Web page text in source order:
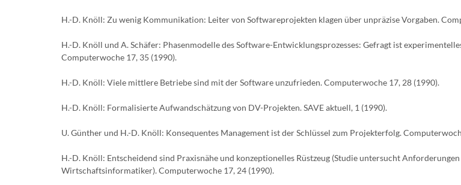
H.-D. Knöll: Zu wenig Kommunikation: Leiter von Softwareprojekten klagen über unpräzise Vorgaben.
H.-D. Knöll und A. Schäfer: Phasenmodelle des Software-Entwicklungsprozesses: Gefragt ist
Computerwoche 17, 35 (1990).
H.-D. Knöll: Viele mittlere Betriebe sind mit der Software unzufrieden. Computerwoche 17, 28 (1990).
H.-D. Knöll: Formalisierte Aufwandschätzung von DV-Projekten. SAVE aktuell, 1 (1990).
U. Günther und H.-D. Knöll: Konsequentes Management ist der Schlüssel zum Projekterfolg.
H.-D. Knöll: Entscheidend sind Praxisnähe und konzeptionelles Rüstzeug (Studie untersucht
Wirtschaftsinformatiker). Computerwoche 17, 24 (1990).